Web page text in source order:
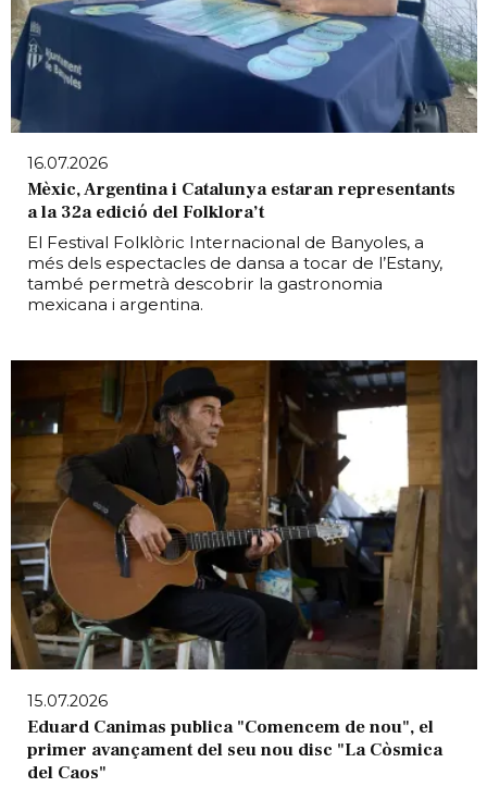
16.07.2026
Mèxic, Argentina i Catalunya estaran representants
a la 32a edició del Folklora’t
El Festival Folklòric Internacional de Banyoles, a
més dels espectacles de dansa a tocar de l’Estany,
també permetrà descobrir la gastronomia
mexicana i argentina.
15.07.2026
Eduard Canimas publica "Comencem de nou", el
primer avançament del seu nou disc "La Còsmica
del Caos"